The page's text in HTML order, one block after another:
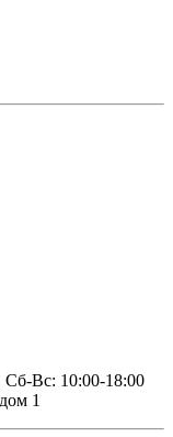
Вс: 10:00-18:00
1